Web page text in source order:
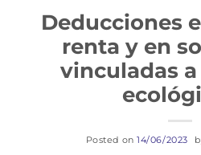
Deducciones
renta y en
vinculadas
Posted on14/06/2023